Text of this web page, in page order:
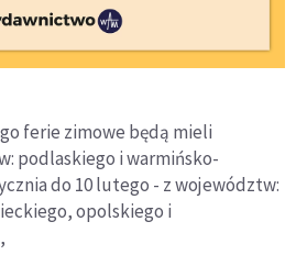
ferie zimowe będą mieli
podlaskiego i warmińsko-
do 10 lutego - z województw:
opolskiego i